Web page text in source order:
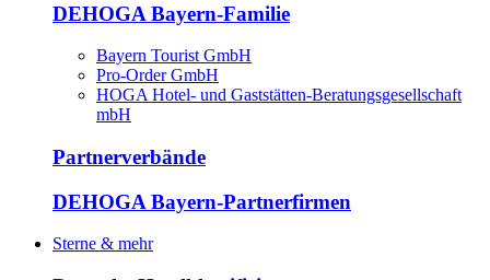
DEHOGA Bayern-Familie
Bayern Tourist GmbH
Pro-Order GmbH
HOGA Hotel- und Gaststätten-Beratungsgesellschaft
mbH
Partnerverbände
DEHOGA Bayern-Partnerfirmen
Sterne & mehr